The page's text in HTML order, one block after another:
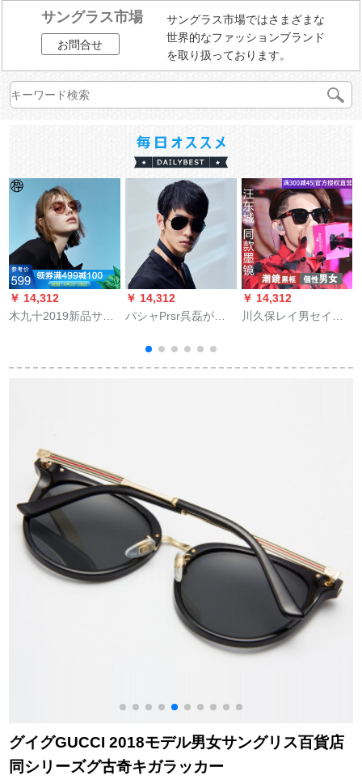
サングラス市場
お問合せ
サングラス市場ではさまざまな
世界的なファッションブランド
を取り扱っております。
￥ 14,312
木九十2019新品サン
インに細かいメータ
￥ 14,312
パシャPrsr呉磊が男
偏光サングラスサン
グラスサングラスサ
ランプランプランプ
ランプランプランプ
ランプランプラン潮
運転手鏡男女通用モ
ダリルJ 64156-J 08
をサポートします。
￥ 14,312
川久保レイ男セイン
ート男女車でハイビ
グイグGUCCI 2018モデル男女サングリス百貨店
同シリーズグ古奇キガラッカー